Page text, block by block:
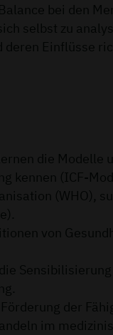
bei den
selbst zu
deren Einflüsse
die Modelle
kennen (ICF-
(WHO),
von
der
im